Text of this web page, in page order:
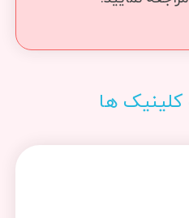
ها